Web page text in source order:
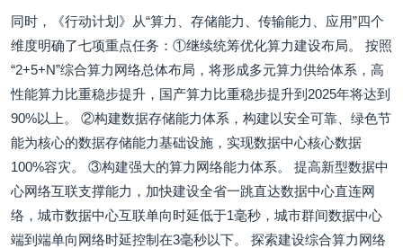
同时，《行动计划》从“算力、存储能力、传输能力、应用”四个
维度明确了七项重点任务：①继续统筹优化算力建设布局。 按照
“2+5+N”综合算力网络总体布局，将形成多元算力供给体系，高
性能算力比重稳步提升，国产算力比重稳步提升到2025年将达到
90%以上。 ②构建数据存储能力体系，构建以安全可靠、绿色节
能为核心的数据存储能力基础设施，实现数据中心核心数据
100%容灾。 ③构建强大的算力网络能力体系。 提高新型数据中
心网络互联支撑能力，加快建设全省一跳直达数据中心直连网
络，城市数据中心互联单向时延低于1毫秒，城市群间数据中心
端到端单向网络时延控制在3毫秒以下。 探索建设综合算力网络